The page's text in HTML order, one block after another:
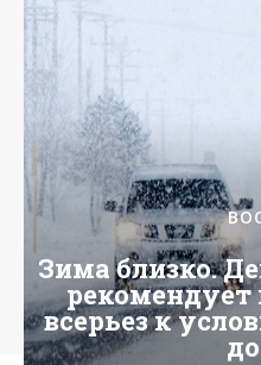
Зима близко.
рекомендует
всерьез к